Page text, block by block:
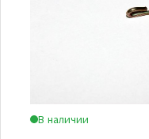
В наличии